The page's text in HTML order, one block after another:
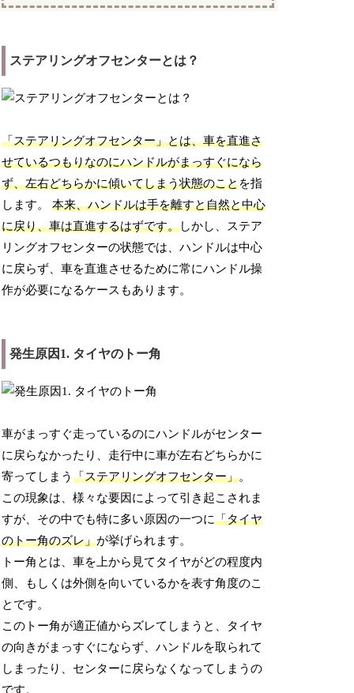
ステアリングオフセンターとは？
「ステアリングオフセンター」とは、車を直進さ
せているつもりなのにハンドルがまっすぐになら
ず、左右どちらかに傾いてしまう状態のことを指
します。本来、ハンドルは手を離すと自然と中心
に戻り、車は直進するはずです。しかし、ステア
リングオフセンターの状態では、ハンドルは中心
に戻らず、車を直進させるために常にハンドル操
作が必要になるケースもあります。
発生原因1. タイヤのトー角
車がまっすぐ走っているのにハンドルがセンター
に戻らなかったり、走行中に車が左右どちらかに
寄ってしまう「ステアリングオフセンター」。
この現象は、様々な要因によって引き起こされま
すが、その中でも特に多い原因の一つに「タイヤ
のトー角のズレ」が挙げられます。
トー角とは、車を上から見てタイヤがどの程度内
側、もしくは外側を向いているかを表す角度のこ
とです。
このトー角が適正値からズレてしまうと、タイヤ
の向きがまっすぐにならず、ハンドルを取られて
しまったり、センターに戻らなくなってしまうの
です。